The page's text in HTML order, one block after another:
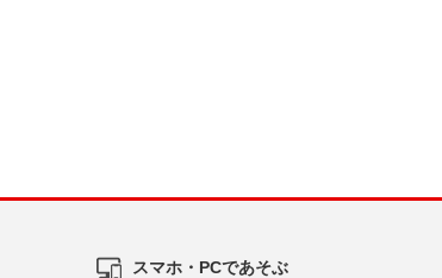
スマホ・PCであそぶ